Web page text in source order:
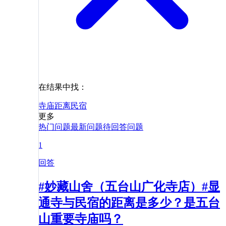
在结果中找：
寺庙距离民宿
更多
热门问题最新问题待回答问题
1
回答
#妙藏山舍（五台山广化寺店）#显
通寺与民宿的距离是多少？是五台
山重要寺庙吗？